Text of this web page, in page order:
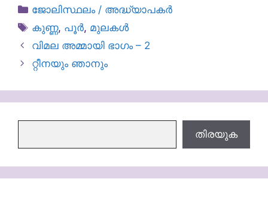
Categories
ജോലിസ്ഥലം / അദ്ധ്യാപകർ
Tags
കുണ്ണ, പൂർ, മുലകൾ
വിമല അമ്മായി ഭാഗം – 2
റ്റീനയും ഞാനും
തിരയുക